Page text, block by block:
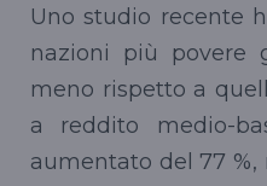
Uno studio recente
nazioni più povere
meno rispetto a
a reddito medio-
aumentato del 77